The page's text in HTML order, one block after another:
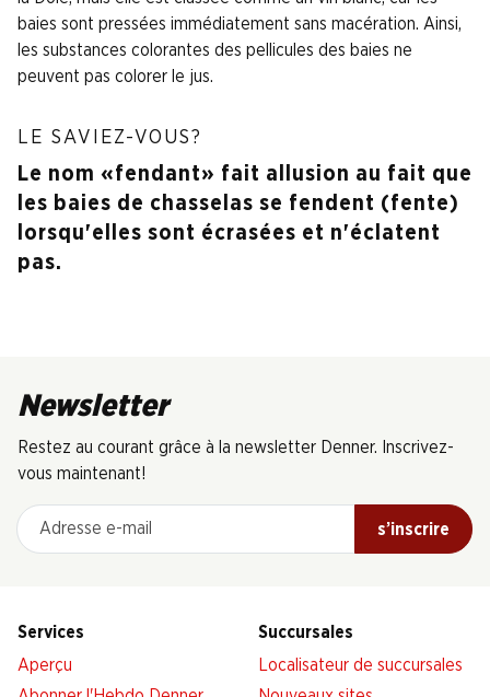
baies sont pressées immédiatement sans macération. Ainsi,
les substances colorantes des pellicules des baies ne
peuvent pas colorer le jus.
LE SAVIEZ-VOUS?
Le nom «fendant» fait allusion au fait que
les baies de chasselas se fendent (fente)
lorsqu'elles sont écrasées et n'éclatent
pas.
Newsletter
Restez au courant grâce à la newsletter Denner. Inscrivez-
vous maintenant!
Adresse e-mail
s’inscrire
Services
Aperçu
Succursales
Localisateur de succursales